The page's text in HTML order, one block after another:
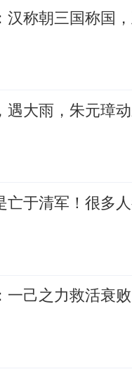
汉称朝三国称国
遇大雨，朱元璋动
亡于清军！很多人
一己之力救活衰